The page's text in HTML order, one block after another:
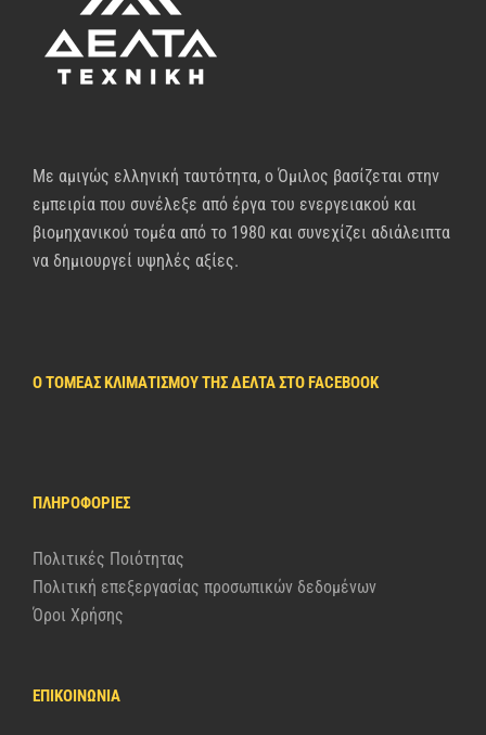
Με αμιγώς ελληνική ταυτότητα, ο Όμιλος βασίζεται στην
εμπειρία που συνέλεξε από έργα του ενεργειακού και
βιομηχανικού τομέα από το 1980 και συνεχίζει αδιάλειπτα
να δημιουργεί υψηλές αξίες.
Ο ΤΟΜΈΑΣ ΚΛΙΜΑΤΙΣΜΟΎ ΤΗΣ ΔΈΛΤΑ ΣΤΟ FACEBOOK
ΠΛΗΡΟΦΟΡΊΕΣ
Πολιτικές Ποιότητας
Πολιτική επεξεργασίας προσωπικών δεδομένων
Όροι Χρήσης
ΕΠΙΚΟΙΝΩΝΙΑ